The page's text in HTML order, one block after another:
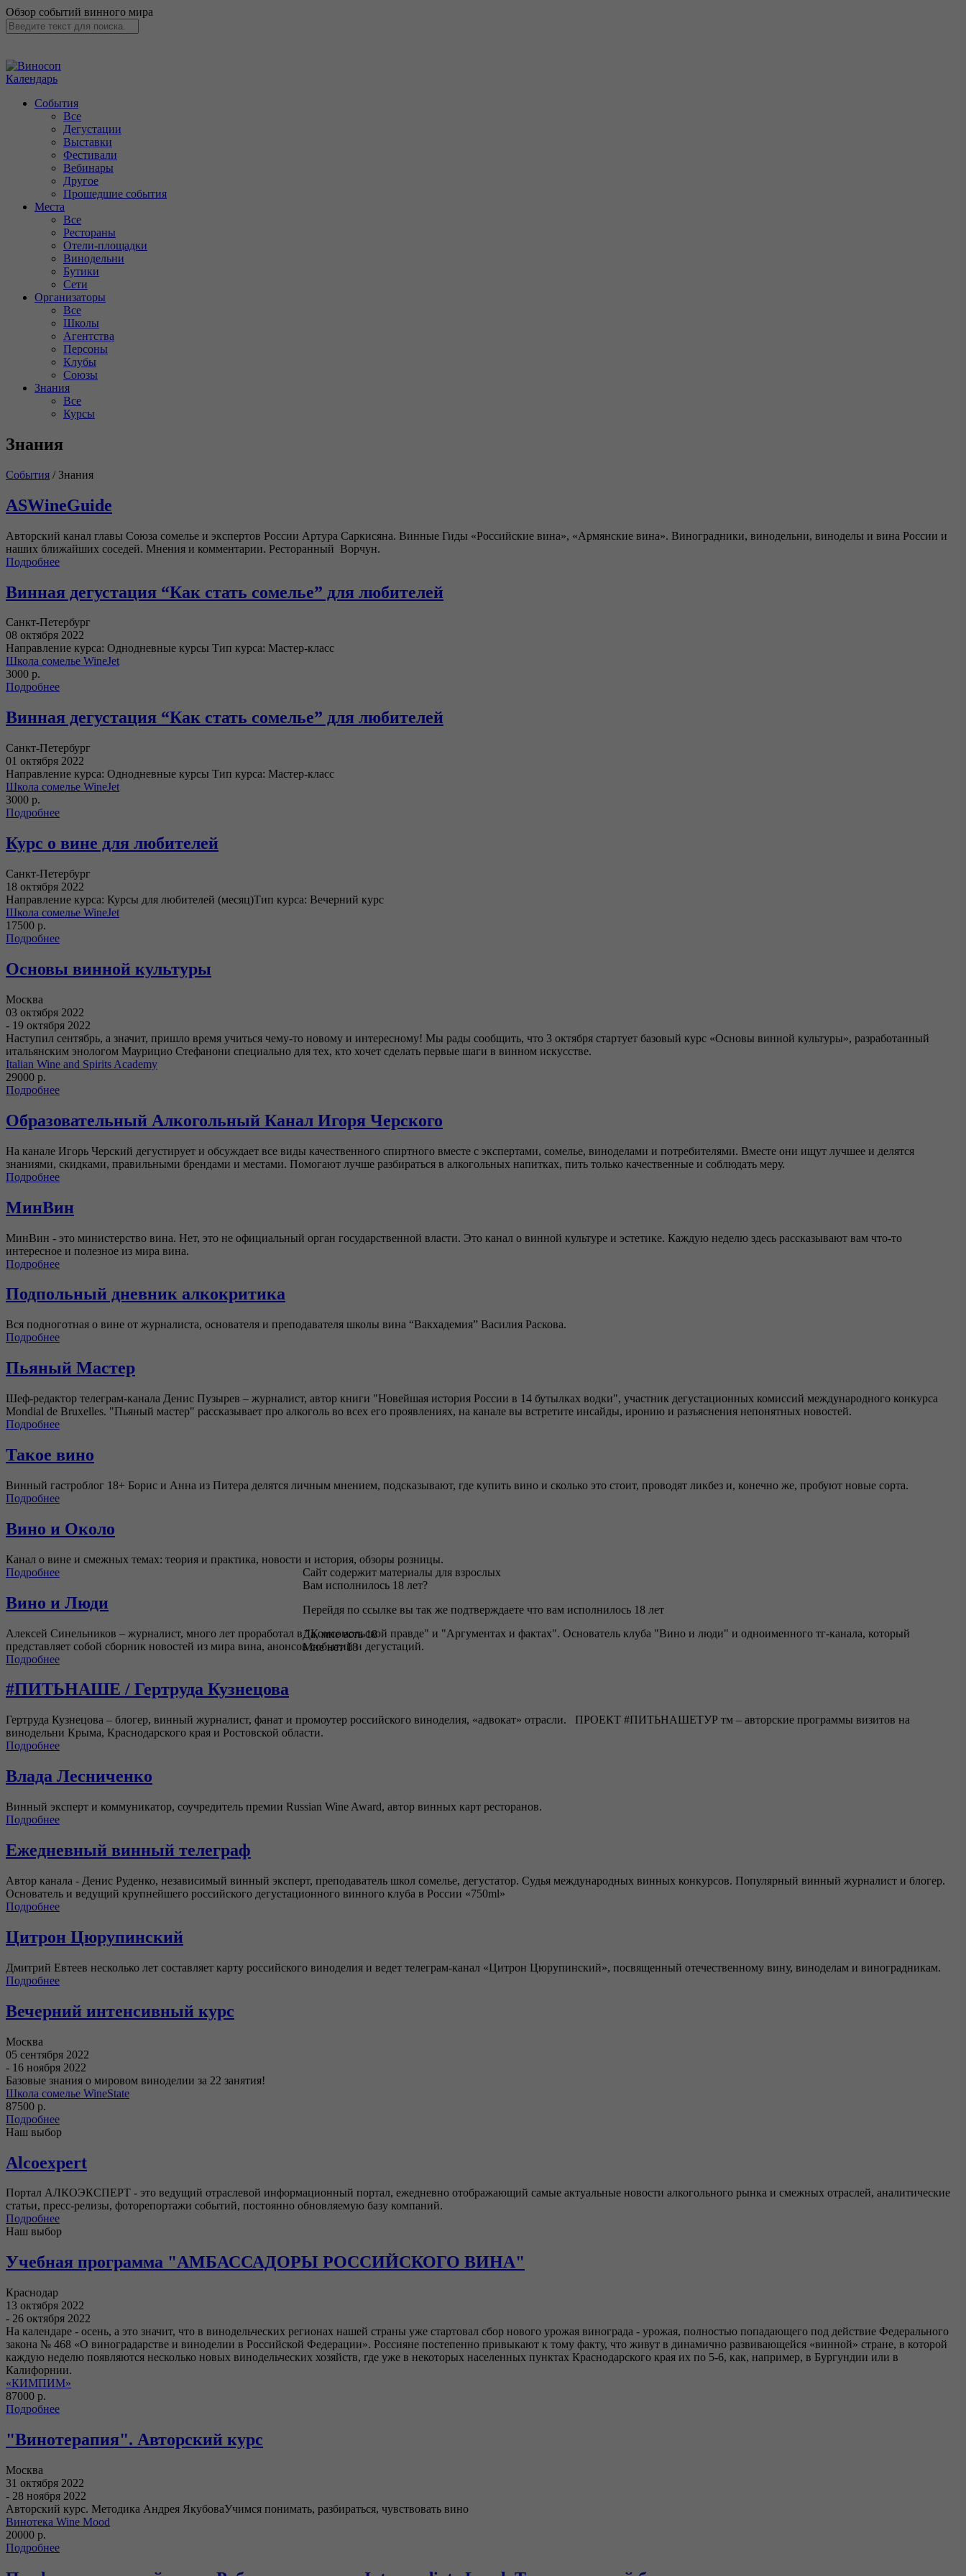
Обзор событий винного мира
Календарь
События
Все
Дегустации
Выставки
Фестивали
Вебинары
Другое
Прошедшие события
Места
Все
Рестораны
Отели-площадки
Винодельни
Бутики
Сети
Организаторы
Все
Школы
Агентства
Персоны
Клубы
Союзы
Знания
Все
Курсы
Знания
События / Знания
ASWineGuide
Авторский канал главы Союза сомелье и экспертов России Артура Саркисяна. Винные Гиды «Российские вина», «Армянские вина». Виноградники, винодельни, виноделы и вина России и
наших ближайших соседей. Мнения и комментарии. Ресторанный Ворчун.
Подробнее
Винная дегустация “Как стать сомелье” для любителей
Санкт-Петербург
08 октября 2022
Направление курса: Однодневные курсы Тип курса: Мастер-класс
Школа сомелье WineJet
3000 р.
Подробнее
Винная дегустация “Как стать сомелье” для любителей
Санкт-Петербург
01 октября 2022
Направление курса: Однодневные курсы Тип курса: Мастер-класс
Школа сомелье WineJet
3000 р.
Подробнее
Курс о вине для любителей
Санкт-Петербург
18 октября 2022
Направление курса: Курсы для любителей (месяц)Тип курса: Вечерний курс
Школа сомелье WineJet
17500 р.
Подробнее
Основы винной культуры
Москва
03 октября 2022
- 19 октября 2022
Наступил сентябрь, а значит, пришло время учиться чему-то новому и интересному! Мы рады сообщить, что 3 октября стартует базовый курс «Основы винной культуры», разработанный
итальянским энологом Маурицио Стефанони специально для тех, кто хочет сделать первые шаги в винном искусстве.
Italian Wine and Spirits Academy
29000 р.
Подробнее
Образовательный Алкогольный Канал Игоря Черского
На канале Игорь Черский дегустирует и обсуждает все виды качественного спиртного вместе с экспертами, сомелье, виноделами и потребителями. Вместе они ищут лучшее и делятся
знаниями, скидками, правильными брендами и местами. Помогают лучше разбираться в алкогольных напитках, пить только качественные и соблюдать меру.
Подробнее
МинВин
МинВин - это министерство вина. Нет, это не официальный орган государственной власти. Это канал о винной культуре и эстетике. Каждую неделю здесь рассказывают вам что-то
интересное и полезное из мира вина.
Подробнее
Подпольный дневник алкокритика
Вся подноготная о вине от журналиста, основателя и преподавателя школы вина “Вакхадемия” Василия Раскова.
Подробнее
Пьяный Мастер
Шеф-редактор телеграм-канала Денис Пузырев – журналист, автор книги "Новейшая история России в 14 бутылках водки", участник дегустационных комиссий международного конкурса
Mondial de Bruxelles. "Пьяный мастер" рассказывает про алкоголь во всех его проявлениях, на канале вы встретите инсайды, иронию и разъяснения непонятных новостей.
Подробнее
Такое вино
Винный гастроблог 18+ Борис и Анна из Питера делятся личным мнением, подсказывают, где купить вино и сколько это стоит, проводят ликбез и, конечно же, пробуют новые сорта.
Подробнее
Вино и Около
Канал о вине и смежных темах: теория и практика, новости и история, обзоры розницы.
Подробнее
Вино и Люди
Алексей Синельников – журналист, много лет проработал в "Комсомольской правде" и "Аргументах и фактах". Основатель клуба "Вино и люди" и одноименного тг-канала, который
представляет собой сборник новостей из мира вина, анонсов событий и дегустаций.
Подробнее
#ПИТЬНАШЕ / Гертруда Кузнецова
Гертруда Кузнецова – блогер, винный журналист, фанат и промоутер российского виноделия, «адвокат» отрасли. ПРОЕКТ #ПИТЬНАШЕТУР тм – авторские программы визитов на
винодельни Крыма, Краснодарского края и Ростовской области.
Подробнее
Влада Лесниченко
Винный эксперт и коммуникатор, соучредитель премии Russian Wine Award, автор винных карт ресторанов.
Подробнее
Ежедневный винный телеграф
Автор канала - Денис Руденко, независимый винный эксперт, преподаватель школ сомелье, дегустатор. Судья международных винных конкурсов. Популярный винный журналист и блогер.
Основатель и ведущий крупнейшего российского дегустационного винного клуба в России «750ml»
Подробнее
Цитрон Цюрупинский
Дмитрий Евтеев несколько лет составляет карту российского виноделия и ведет телеграм-канал «Цитрон Цюрупинский», посвященный отечественному вину, виноделам и виноградникам.
Подробнее
Вечерний интенсивный курс
Москва
05 сентября 2022
- 16 ноября 2022
Базовые знания о мировом виноделии за 22 занятия!
Школа сомелье WineState
87500 р.
Подробнее
Наш выбор
Alcoexpert
Портал АЛКОЭКСПЕРТ - это ведущий отраслевой информационный портал, ежедневно отображающий самые актуальные новости алкогольного рынка и смежных отраслей, аналитические
статьи, пресс-релизы, фоторепортажи событий, постоянно обновляемую базу компаний.
Подробнее
Наш выбор
Учебная программа "АМБАССАДОРЫ РОССИЙСКОГО ВИНА"
Краснодар
13 октября 2022
- 26 октября 2022
На календаре - осень, а это значит, что в винодельческих регионах нашей страны уже стартовал сбор нового урожая винограда - урожая, полностью попадающего под действие Федерального
закона № 468 «О виноградарстве и виноделии в Российской Федерации». Россияне постепенно привыкают к тому факту, что живут в динамично развивающейся «винной» стране, в которой
каждую неделю появляются несколько новых винодельческих хозяйств, где уже в некоторых населенных пунктах Краснодарского края их по 5-6, как, например, в Бургундии или в
Калифорнии.
«КИМПИМ»
87000 р.
Подробнее
"Винотерапия". Авторский курс
Москва
31 октября 2022
- 28 ноября 2022
Авторский курс. Методика Андрея ЯкубоваУчимся понимать, разбираться, чувствовать вино
Винотека Wine Mood
20000 р.
Подробнее
Сайт содержит материалы для взрослых
Вам исполнилось 18 лет?
Перейдя по ссылке вы так же подтверждаете что вам исполнилось 18 лет
Да, мне есть 18
Мне нет 18